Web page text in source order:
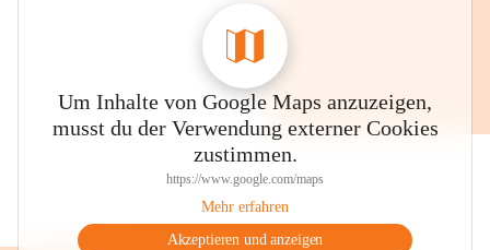
Um Inhalte von Google Maps anzuzeigen,
musst du der Verwendung externer Cookies
zustimmen.
https://www.google.com/maps
Mehr erfahren
Akzeptieren und anzeigen